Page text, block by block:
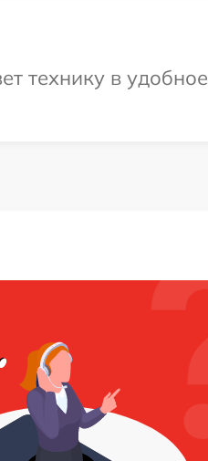
технику в удобное